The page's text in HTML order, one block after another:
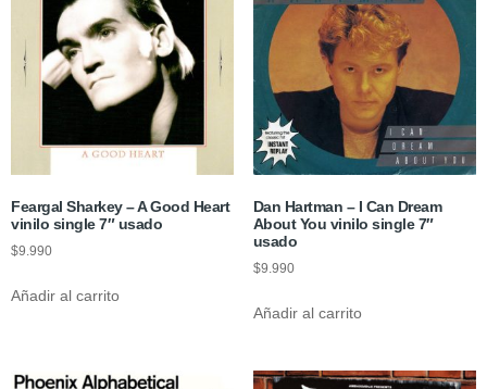
Feargal Sharkey – A Good Heart
vinilo single 7″ usado
$9.990
Añadir al carrito
Dan Hartman – I Can Dream
About You vinilo single 7″
usado
$9.990
Añadir al carrito